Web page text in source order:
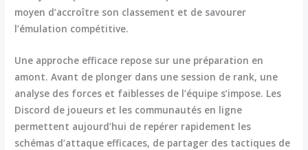
moyen d’accroître son classement et de savourer
l’émulation compétitive.
Une approche efficace repose sur une préparation en
amont. Avant de plonger dans une session de rank, une
analyse des forces et faiblesses de l’équipe s’impose. Les
Discord de joueurs et les communautés en ligne
permettent aujourd’hui de repérer rapidement les
schémas d’attaque efficaces, de partager des tactiques de